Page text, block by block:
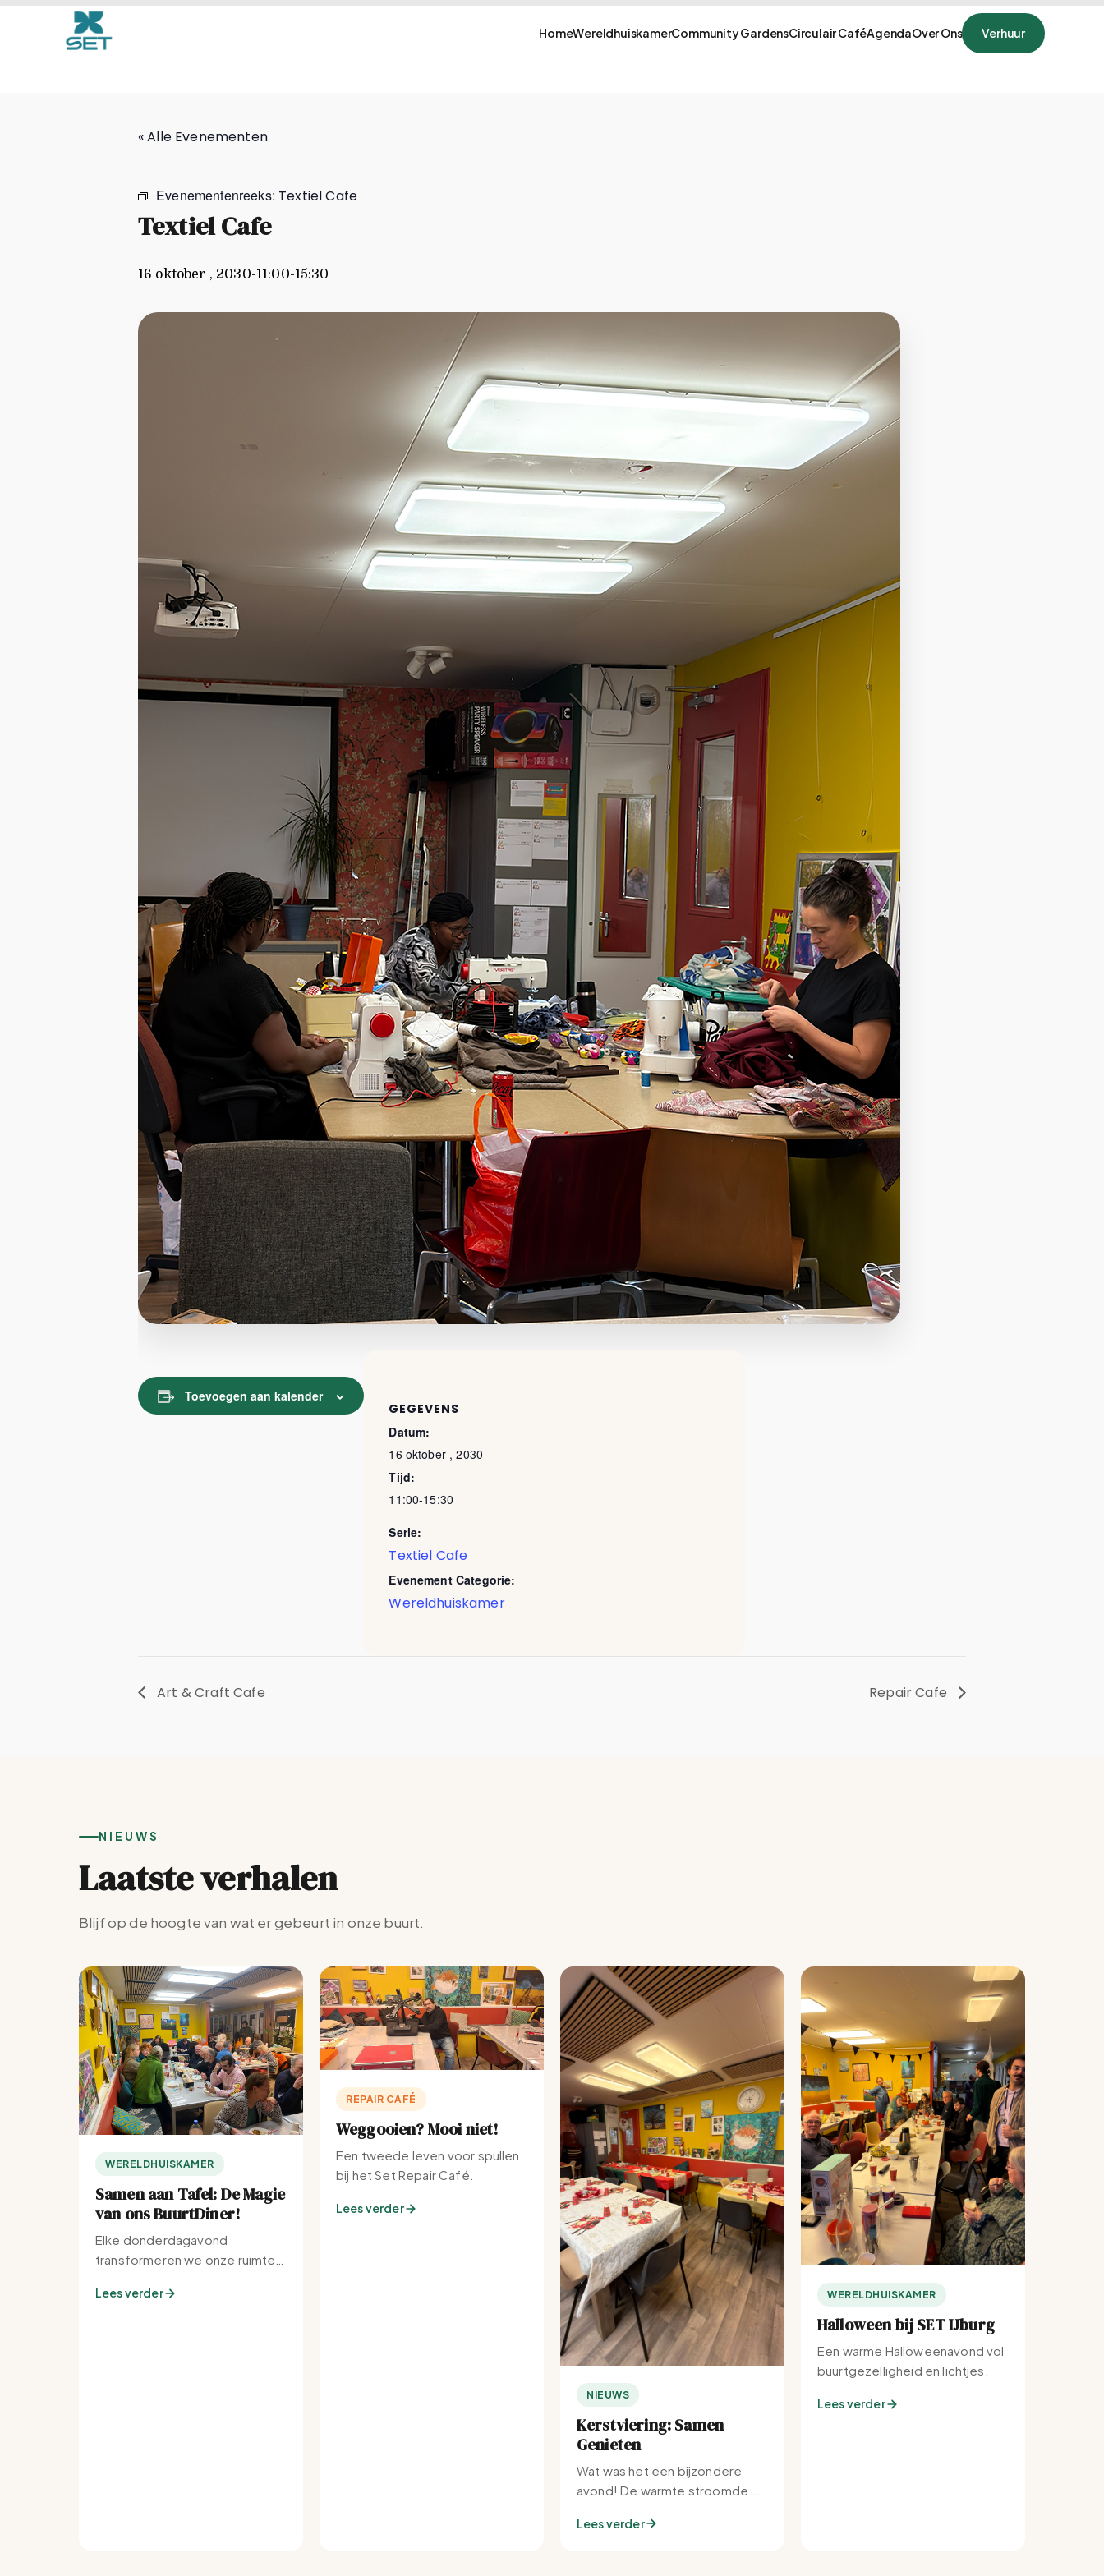
HomeWereldhuiskamerCommunity GardensCirculair CaféAgendaOver Ons Verhuur
Textiel Cafe
« Alle Evenementen
Evenementenreeks: Textiel Cafe
Textiel Cafe
16 oktober , 2030-11:00-15:30
Toevoegen aan kalender
GEGEVENS
Datum:
16 oktober , 2030
Tijd:
11:00-15:30
Serie:
Textiel Cafe
Evenement Categorie:
Wereldhuiskamer
Art & Craft Cafe Repair Cafe
NIEUWS
Laatste verhalen
Blijf op de hoogte van wat er gebeurt in onze buurt.
WERELDHUISKAMER
Samen aan Tafel: De Magie
van ons BuurtDiner!
Elke donderdagavond
transformeren we onze ruimte
buurt.
Lees verder
REPAIR CAFÉ
Weggooien? Mooi niet!
Een tweede leven voor spullen
bij het Set Repair Café.
Lees verder
NIEUWS
Kerstviering: Samen
Genieten
Wat was het een bijzondere
avond! De warmte stroomde bij
Lees verder
WERELDHUISKAMER
Halloween bij SET IJburg
Een warme Halloweenavond vol
buurtgezelligheid en lichtjes.
Lees verder